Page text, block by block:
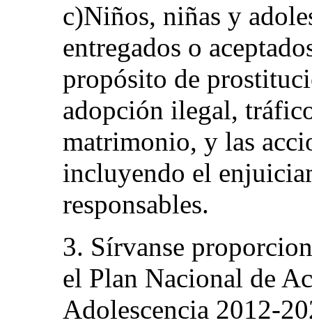
c)Niños, niñas y
entregados o
propósito de
adopción ilegal,
matrimonio, y las
incluyendo el
responsables.
3. Sírvanse
el Plan Nacional de
Adolescencia 2012-